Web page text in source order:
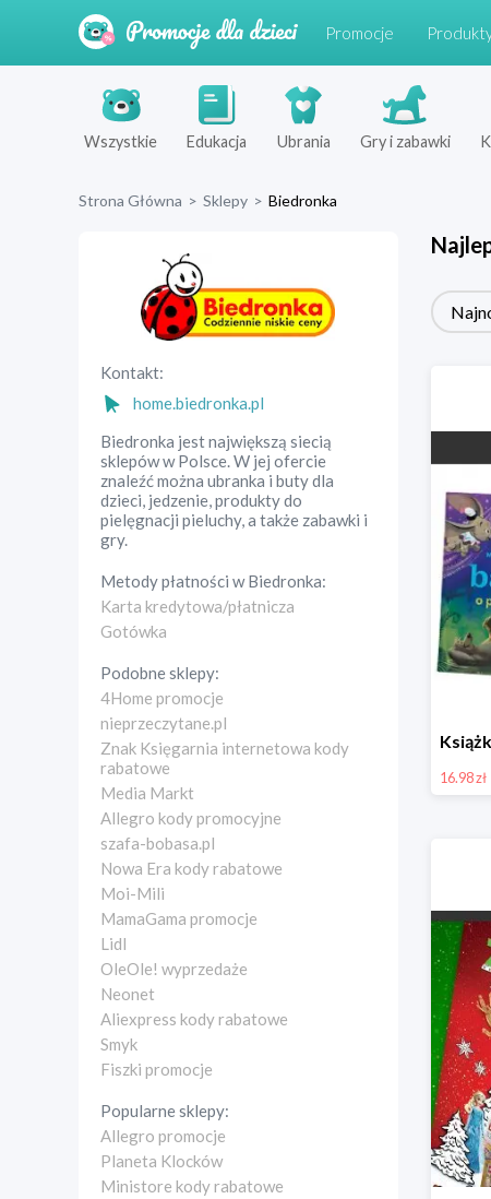
Promocje
Wszystkie Edukacja Ubrania Gry i zabawki
Strona Główna > Sklepy > Biedronka
Kontakt:
home.biedronka.pl
Biedronka jest największą siecią
sklepów w Polsce. W jej ofercie
znaleźć można ubranka i buty dla
dzieci, jedzenie, produkty do
pielęgnacji pieluchy, a także zabawki i
gry.
Metody płatności wBiedronka:
Karta kredytowa/płatnicza
Gotówka
Podobne sklepy:
4Home promocje
nieprzeczytane.pl
Znak Księgarnia internetowa kody
rabatowe
Media Markt
Allegro kody promocyjne
szafa-bobasa.pl
Nowa Era kody rabatowe
Moi-Mili
MamaGama promocje
Lidl
OleOle! wyprzedaże
Neonet
Aliexpress kody rabatowe
Smyk
Fiszki promocje
Popularne sklepy:
Allegro promocje
Planeta Klocków
Ministore kody rabatowe
16.98 zł